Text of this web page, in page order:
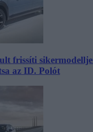
frissíti
az ID. Polót